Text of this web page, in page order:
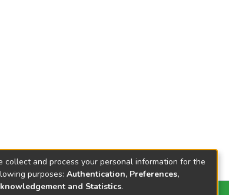
collect and process your personal information for the
purposes: Authentication, Preferences,
and Statistics.